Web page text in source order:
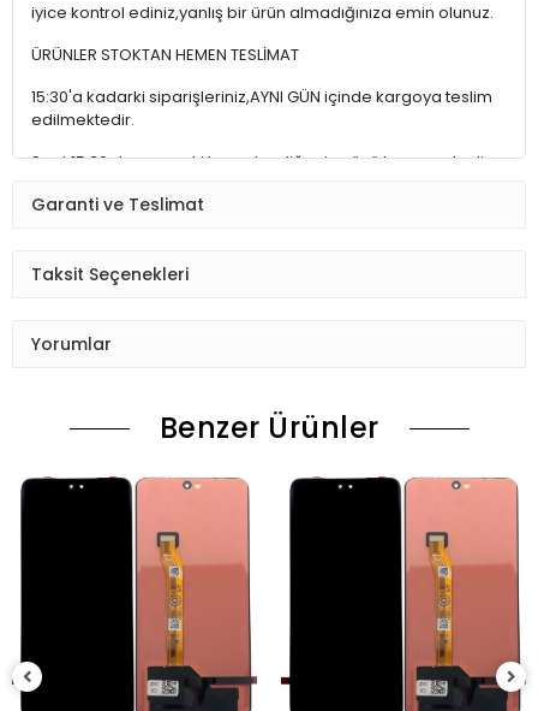
iyice kontrol ediniz,yanlış bir ürün almadığınıza emin olunuz.
ÜRÜNLER STOKTAN HEMEN TESLİMAT
15:30'a kadarki siparişleriniz,AYNI GÜN içinde kargoya teslim
edilmektedir.
Saat 15:30 dan sonraki kargolar,diğer iş günü kargoya teslim
Siparişiniz kontrol ediniz.Telefon adres email gibi yanlışlık
düzenlenmesini isteyiniz.
Sizinle irtibata gecektir.
ekranı dışardan deneyiniz.) halde test ediniz.Sorun cıkarsa
Sorun yoksa Montajına Başlayın Sorumluluk Size aittir.
Montajı yapılmış,yapıştırılmış,kullanılmış ürünlerin iade ve
değişimi yoktur.
Ürün Değişimlerinde KARGO bedeli Bize aittir.Ürün
iadelerinde Kargo Bedelleri Müşteriye yansıtılır.
Garanti ve Teslimat
Taksit Seçenekleri
Yorumlar
Benzer Ürünler